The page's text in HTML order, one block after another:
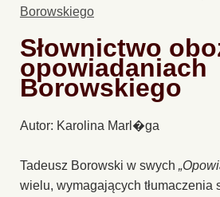
Borowskiego
Słownictwo
opowiadaniach
Borowskiego
Autor: Karolina Marl�ga
Tadeusz Borowski w swych
wielu, wymagających tłumaczenia